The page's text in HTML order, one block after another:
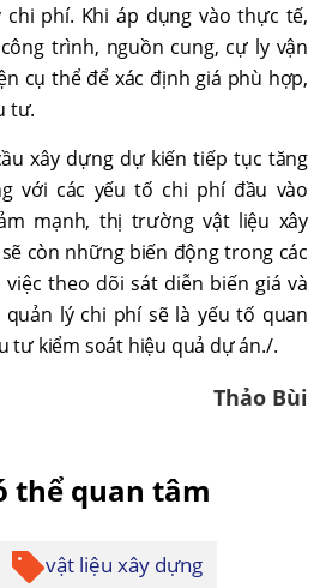
phí. Khi áp dụng vào thực tế,
trình, nguồn cung, cự ly vận
cụ thể để xác định giá phù hợp,
tư.
xây dựng dự kiến tiếp tục tăng
với các yếu tố chi phí đầu vào
mạnh, thị trường vật liệu xây
còn những biến động trong các
theo dõi sát diễn biến giá và
lý chi phí sẽ là yếu tố quan
tư kiểm soát hiệu quả dự án./.
Thảo Bùi
thể quan tâm
vật liệu xây dựng